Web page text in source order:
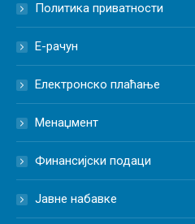
Политика приватности
Е-рачун
Електронско плаћање
Менаџмент
Финансијски подаци
Јавне набавке